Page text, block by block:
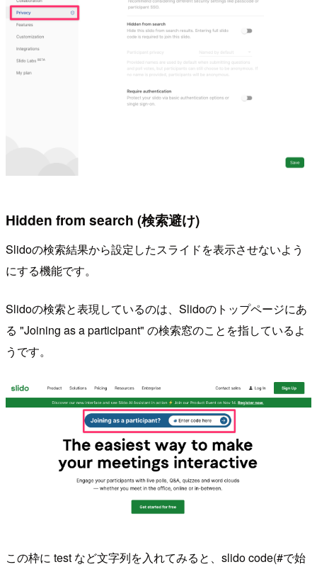
Hidden from search (検索避け)
Slidoの検索結果から設定したスライドを表示させないよう
にする機能です。
Slidoの検索と表現しているのは、Slidoのトップページにあ
る "Joining as a participant" の検索窓のことを指しているよ
うです。
この枠に test など文字列を入れてみると、slido code(#で始